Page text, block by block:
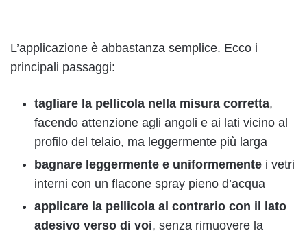
L’applicazione è abbastanza semplice. Ecco i
principali passaggi:
tagliare la pellicola nella misura corretta,
facendo attenzione agli angoli e ai lati vicino al
profilo del telaio, ma leggermente più larga
bagnare leggermente e uniformemente i vetri
interni con un flacone spray pieno d’acqua
applicare la pellicola al contrario con il lato
adesivo verso di voi, senza rimuovere la